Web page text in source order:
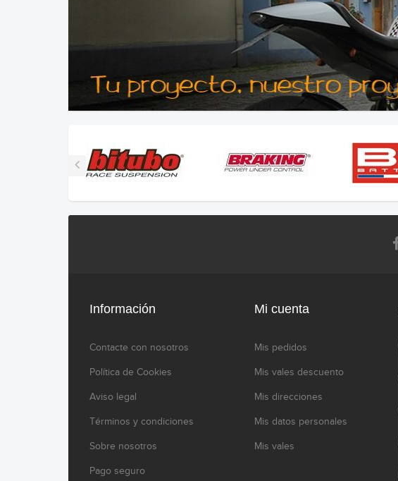
Información
Contacte con nosotros
Política de Cookies
Aviso legal
Términos y condiciones
Sobre nosotros
Pago seguro
Mi cuenta
Mis pedidos
Mis vales descuento
Mis direcciones
Mis datos personales
Mis vales